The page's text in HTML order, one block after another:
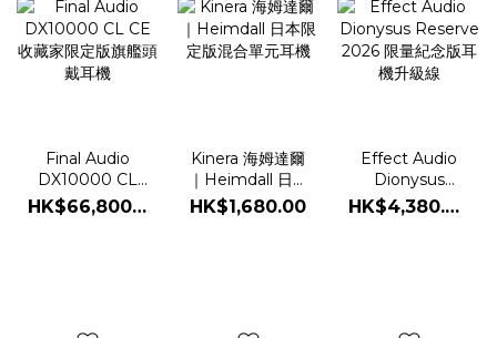
Final Audio
DX10000 CL
CE 收藏家限定版
旗艦頭戴耳機
HK$66,800.00
Kinera 海姆達爾
｜Heimdall 日本
限定版混合單元
耳機
HK$1,680.00
Effect Audio
Dionysus
Reserve 2026
限量紀念版耳機
HK$4,380.00